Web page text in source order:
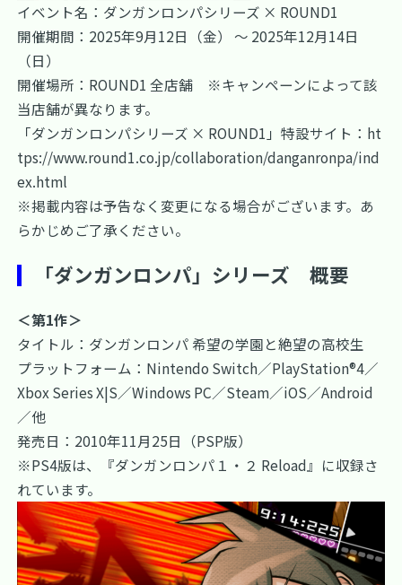
イベント名：ダンガンロンパシリーズ × ROUND1
開催期間：2025年9月12日（金） ～ 2025年12月14日
（日）
開催場所：ROUND1 全店舗 ※キャンペーンによって該
当店舗が異なります。
「ダンガンロンパシリーズ × ROUND1」特設サイト： ht
tps://www.round1.co.jp/collaboration/danganronpa/ind
ex.html
※掲載内容は予告なく変更になる場合がございます。あ
らかじめご了承ください。
「ダンガンロンパ」シリーズ 概要
＜第1作＞
タイトル：ダンガンロンパ 希望の学園と絶望の高校生
プラットフォーム：Nintendo Switch／PlayStation®4／
Xbox Series X|S／Windows PC／Steam／iOS／Android
／他
発売日：2010年11月25日（PSP版）
※PS4版は、『ダンガンロンパ１・２ Reload』に収録さ
れています。